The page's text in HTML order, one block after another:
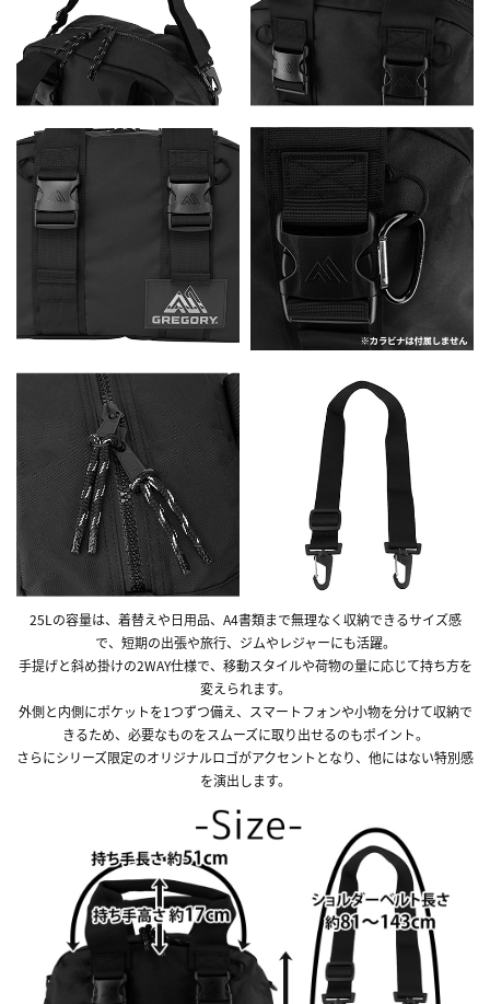
25Lの容量は、着替えや日用品、A4書類まで無理なく収納できるサイズ感
で、短期の出張や旅行、ジムやレジャーにも活躍。
手提げと斜め掛けの2WAY仕様で、移動スタイルや荷物の量に応じて持ち方を
変えられます。
外側と内側にポケットを1つずつ備え、スマートフォンや小物を分けて収納で
きるため、必要なものをスムーズに取り出せるのもポイント。
さらにシリーズ限定のオリジナルロゴがアクセントとなり、他にはない特別感
を演出します。